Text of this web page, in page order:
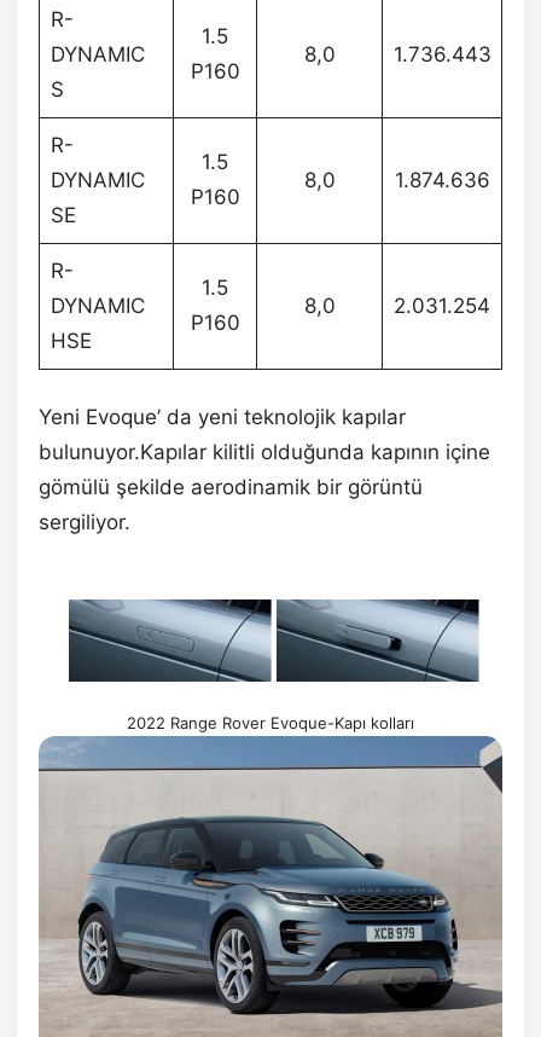
R-
DYNAMIC
S
1.5
P160
8,0 1.736.443
R-
DYNAMIC
SE
1.5
P160
8,0 1.874.636
R-
DYNAMIC
HSE
1.5
P160
8,0 2.031.254
Yeni Evoque’ da yeni teknolojik kapılar
bulunuyor.Kapılar kilitli olduğunda kapının içine
gömülü şekilde aerodinamik bir görüntü
sergiliyor.
2022 Range Rover Evoque-Kapı kolları